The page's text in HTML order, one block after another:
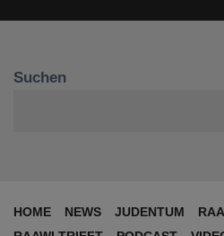
Suchen
HOME NEWS JUDENTUM